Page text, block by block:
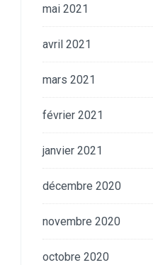
mai 2021
avril 2021
mars 2021
février 2021
janvier 2021
décembre 2020
novembre 2020
octobre 2020